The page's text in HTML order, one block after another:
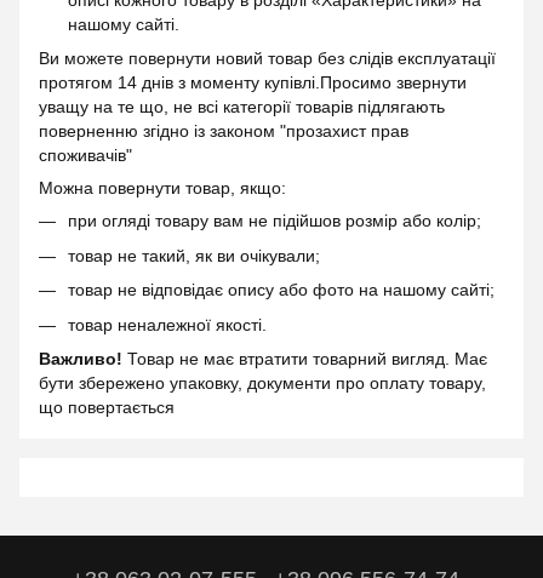
нашому сайті.
Ви можете повернути новий товар без слідів експлуатації
протягом 14 днів з моменту купівлі.Просимо звернути
уващу на те що, не всі категорії товарів підлягають
поверненню згідно із законом "прозахист прав
споживачів"
Можна повернути товар, якщо:
при огляді товару вам не підійшов розмір або колір;
товар не такий, як ви очікували;
товар не відповідає опису або фото на нашому сайті;
товар неналежної якості.
Важливо! Товар не має втратити товарний вигляд. Має
бути збережено упаковку, документи про оплату товару,
що повертається